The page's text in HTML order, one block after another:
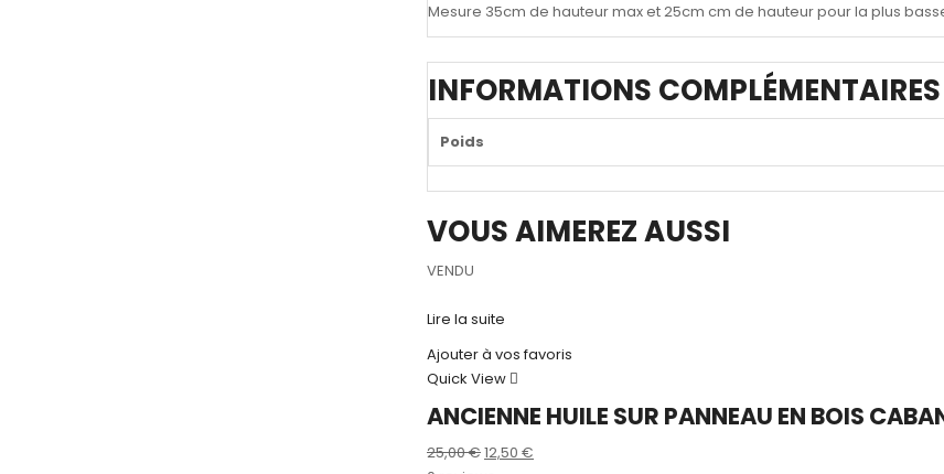
Mesure 35cm de hauteur max et 25cm cm de hauteur pour la plus
INFORMATIONS COMPLÉMENTAIRES
Poids
VOUS AIMEREZ AUSSI
VENDU
Lire la suite
Ajouter à vos favoris
Quick View
ANCIENNE HUILE SUR PANNEAU EN BOIS
25,00€Le
12,50 €